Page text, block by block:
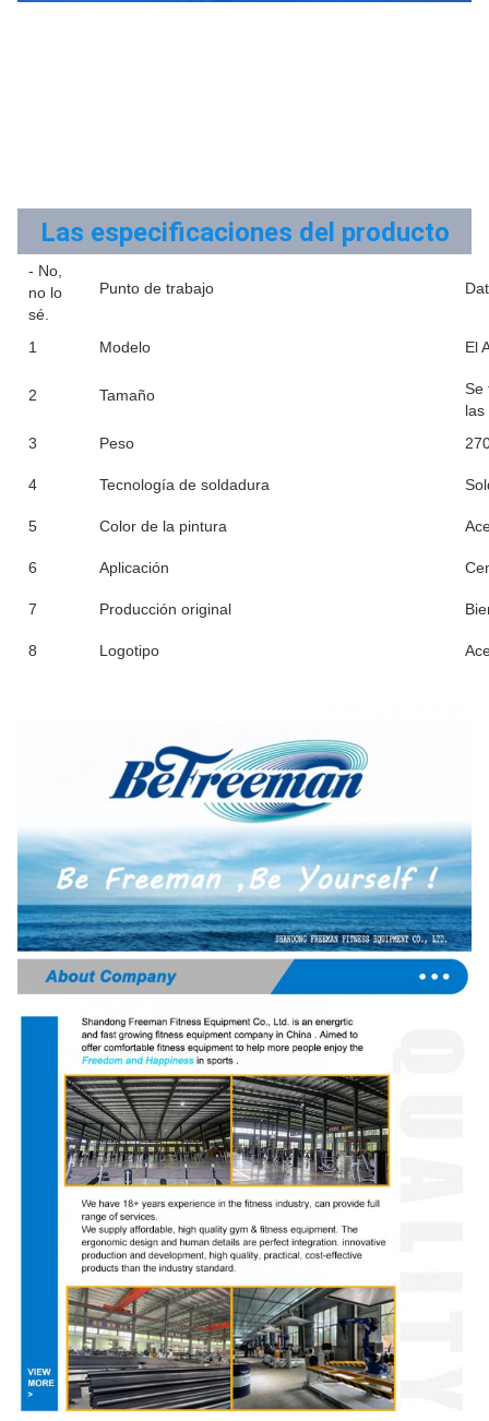
Las especificaciones del producto
- No,
no lo
sé.
Punto de trabajo
1 Modelo El
2 Tamaño
Se
las
3
Peso
4 Tecnología de soldadura
5 Color de la pintura
6 Aplicación
7 Producción original
8 Logotipo